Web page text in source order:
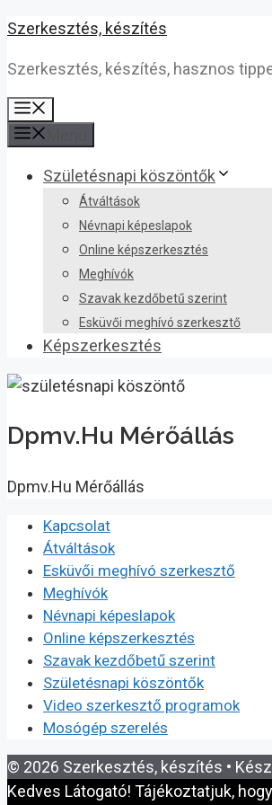
Kilépés
tartalomba
Szerkesztés, készítés
Szerkesztés, készítés, hasznos
Születésnapi köszöntők
Átváltások
Névnapi képeslapok
Online képszerkesztés
Meghívók
Szavak kezdőbetű szerint
Esküvői meghívó szerkesztő
Képszerkesztés
Dpmv.Hu Mérőállás
Dpmv.Hu Mérőállás
Kapcsolat
Átváltások
Esküvői meghívó szerkesztő
Meghívók
Névnapi képeslapok
Online képszerkesztés
Szavak kezdőbetű szerint
Születésnapi köszöntők
Video szerkesztő programok
Mosógép szerelés
© 2026 Szerkesztés, készítés •
Kedves Látogató! Tájékoztatjuk,